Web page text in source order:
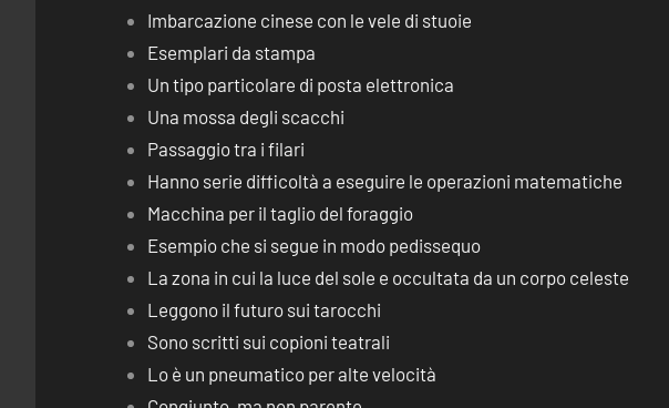
Imbarcazione cinese con le vele di stuoie
Esemplari da stampa
Un tipo particolare di posta elettronica
Una mossa degli scacchi
Passaggio tra i filari
Hanno serie difficoltà a eseguire le operazioni matematiche
Macchina per il taglio del foraggio
Esempio che si segue in modo pedissequo
La zona in cui la luce del sole e occultata da un corpo celeste
Leggono il futuro sui tarocchi
Sono scritti sui copioni teatrali
Lo è un pneumatico per alte velocità